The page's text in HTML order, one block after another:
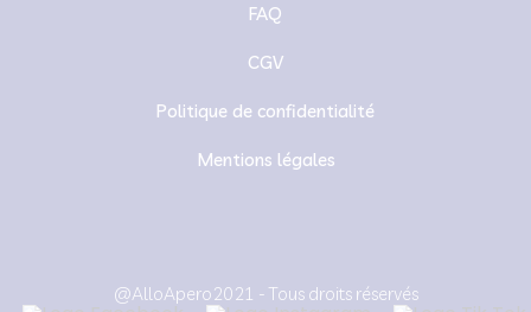
FAQ
CGV
Politique de confidentialité
Mentions légales
@AlloApero2021 - Tous droits réservés